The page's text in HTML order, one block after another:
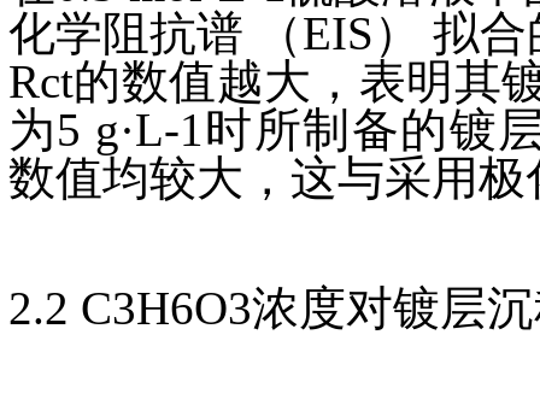
化学阻抗谱 （EIS） 拟
Rct的数值越大，表明其
为5 g·L-1时所制备的镀
数值均较大，这与采用
2.2 C3H6O3浓度对镀层